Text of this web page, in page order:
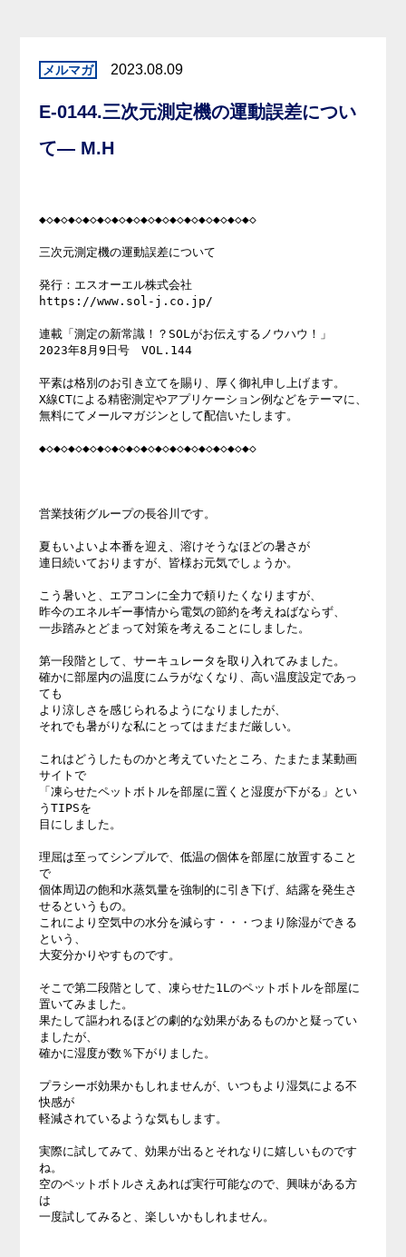
2023.08.09
E-0144.三次元測定機の運動誤差につい
て— M.H
◆◇◆◇◆◇◆◇◆◇◆◇◆◇◆◇◆◇◆◇◆◇◆◇◆◇◆◇◆◇
三次元測定機の運動誤差について
発行：エスオーエル株式会社
https://www.sol-j.co.jp/
連載「測定の新常識！？SOLがお伝えするノウハウ！」
2023年8月9日号　VOL.144
平素は格別のお引き立てを賜り、厚く御礼申し上げます。
X線CTによる精密測定やアプリケーション例などをテーマに、
無料にてメールマガジンとして配信いたします。
◆◇◆◇◆◇◆◇◆◇◆◇◆◇◆◇◆◇◆◇◆◇◆◇◆◇◆◇◆◇
営業技術グループの長谷川です。
夏もいよいよ本番を迎え、溶けそうなほどの暑さが
連日続いておりますが、皆様お元気でしょうか。
こう暑いと、エアコンに全力で頼りたくなりますが、
昨今のエネルギー事情から電気の節約を考えねばならず、
一歩踏みとどまって対策を考えることにしました。
第一段階として、サーキュレータを取り入れてみました。
確かに部屋内の温度にムラがなくなり、高い温度設定であっ
ても
より涼しさを感じられるようになりましたが、
それでも暑がりな私にとってはまだまだ厳しい。
これはどうしたものかと考えていたところ、たまたま某動画
サイトで
「凍らせたペットボトルを部屋に置くと湿度が下がる」とい
うTIPSを
目にしました。
理屈は至ってシンプルで、低温の個体を部屋に放置すること
で
個体周辺の飽和水蒸気量を強制的に引き下げ、結露を発生さ
せるというもの。
これにより空気中の水分を減らす・・・つまり除湿ができる
という、
大変分かりやすものです。
そこで第二段階として、凍らせた1Lのペットボトルを部屋に
置いてみました。
果たして謳われるほどの劇的な効果があるものかと疑ってい
ましたが、
確かに湿度が数％下がりました。
プラシーボ効果かもしれませんが、いつもより湿気による不
快感が
軽減されているような気もします。
実際に試してみて、効果が出るとそれなりに嬉しいものです
ね。
空のペットボトルさえあれば実行可能なので、興味がある方
は
一度試してみると、楽しいかもしれません。